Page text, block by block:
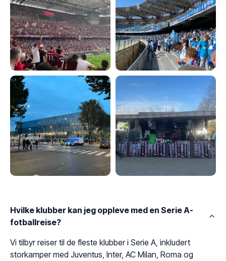
Hvilke klubber kan jeg oppleve med en Serie A-
fotballreise?
Vi tilbyr reiser til de fleste klubber i Serie A, inkludert
storkamper med Juventus, Inter, AC Milan, Roma og